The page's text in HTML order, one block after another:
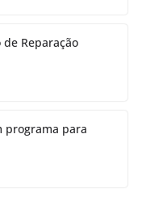
Reparação
programa para